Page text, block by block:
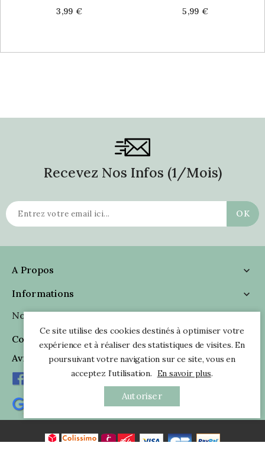
Price
3,99 €
Price
5,99 €
Recevez Nos Infos (1/mois)
A Propos

Informations

Nous Suivre

Coordonnées
Avis Clients
Ce site utilise des cookies destinés à optimiser votre
expérience et à réaliser des statistiques de visites. En
poursuivant votre navigation sur ce site, vous en
acceptez l’utilisation. En savoir plus.
Autoriser